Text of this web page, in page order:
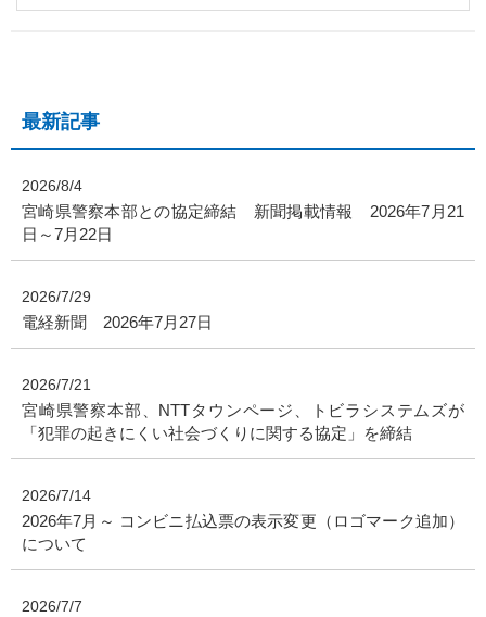
最新記事
2026/8/4
宮崎県警察本部との協定締結 新聞掲載情報 2026年7月21
日～7月22日
2026/7/29
電経新聞 2026年7月27日
2026/7/21
宮崎県警察本部、NTTタウンページ、トビラシステムズが
「犯罪の起きにくい社会づくりに関する協定」を締結
2026/7/14
2026年7月～ コンビニ払込票の表示変更（ロゴマーク追加）
について
2026/7/7